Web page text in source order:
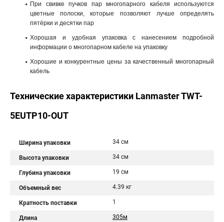
При свивке пучков пар многопарного кабеля используются
цветные полоски, которые позволяют лучше определять
пятёрки и десятки пар
Хорошая и удобная упаковка с нанесением подробной
информации о многопарном кабеле на упаковку
Хорошие и конкурентные цены за качественный многопарный
кабель
Технические характеристики Lanmaster TWT-
5EUTP10-OUT
Ширина упаковки 34 см
Высота упаковки 34 см
Глубина упаковки 19 см
Объемный вес 4.39 кг
Кратность поставки 1
Длина 305м